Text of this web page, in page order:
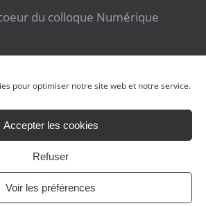
pour optimiser notre site web et notre service.
Accepter les cookies
Refuser
Voir les préférences
du colloque Numérique
ALLIANCE DU BATIMENT 2021